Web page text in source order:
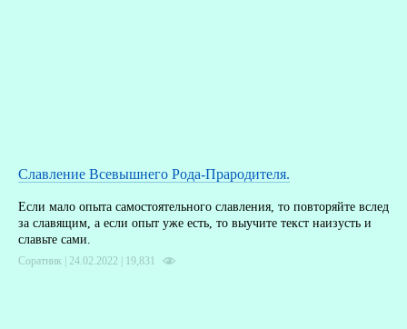
Славление Всевышнего Рода-Прародителя.
Если мало опыта самостоятельного славления, то повторяйте вслед
за славящим, а если опыт уже есть, то выучите текст наизусть и
славьте сами.
Соратник | 24.02.2022 | 19,831